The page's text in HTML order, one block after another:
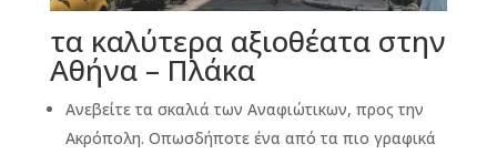
τα καλύτερα αξιοθέατα στην
Αθήνα – Πλάκα
Ανεβείτε τα σκαλιά των Αναφιώτικων, προς την
Ακρόπολη. Οπωσδήποτε ένα από τα πιο γραφικά